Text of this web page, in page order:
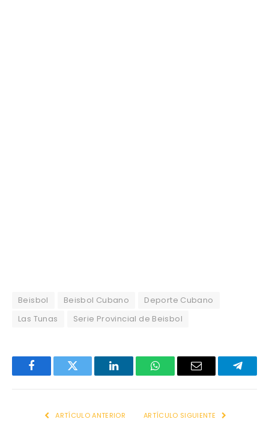
Beisbol Beisbol Cubano
Deporte Cubano
Las Tunas
Serie Provincial de Beisbol
FacebookTwitter LinkedInWhatsAppEmail
ARTÍCULO ANTERIOR ARTÍCULO SIGUIENTE